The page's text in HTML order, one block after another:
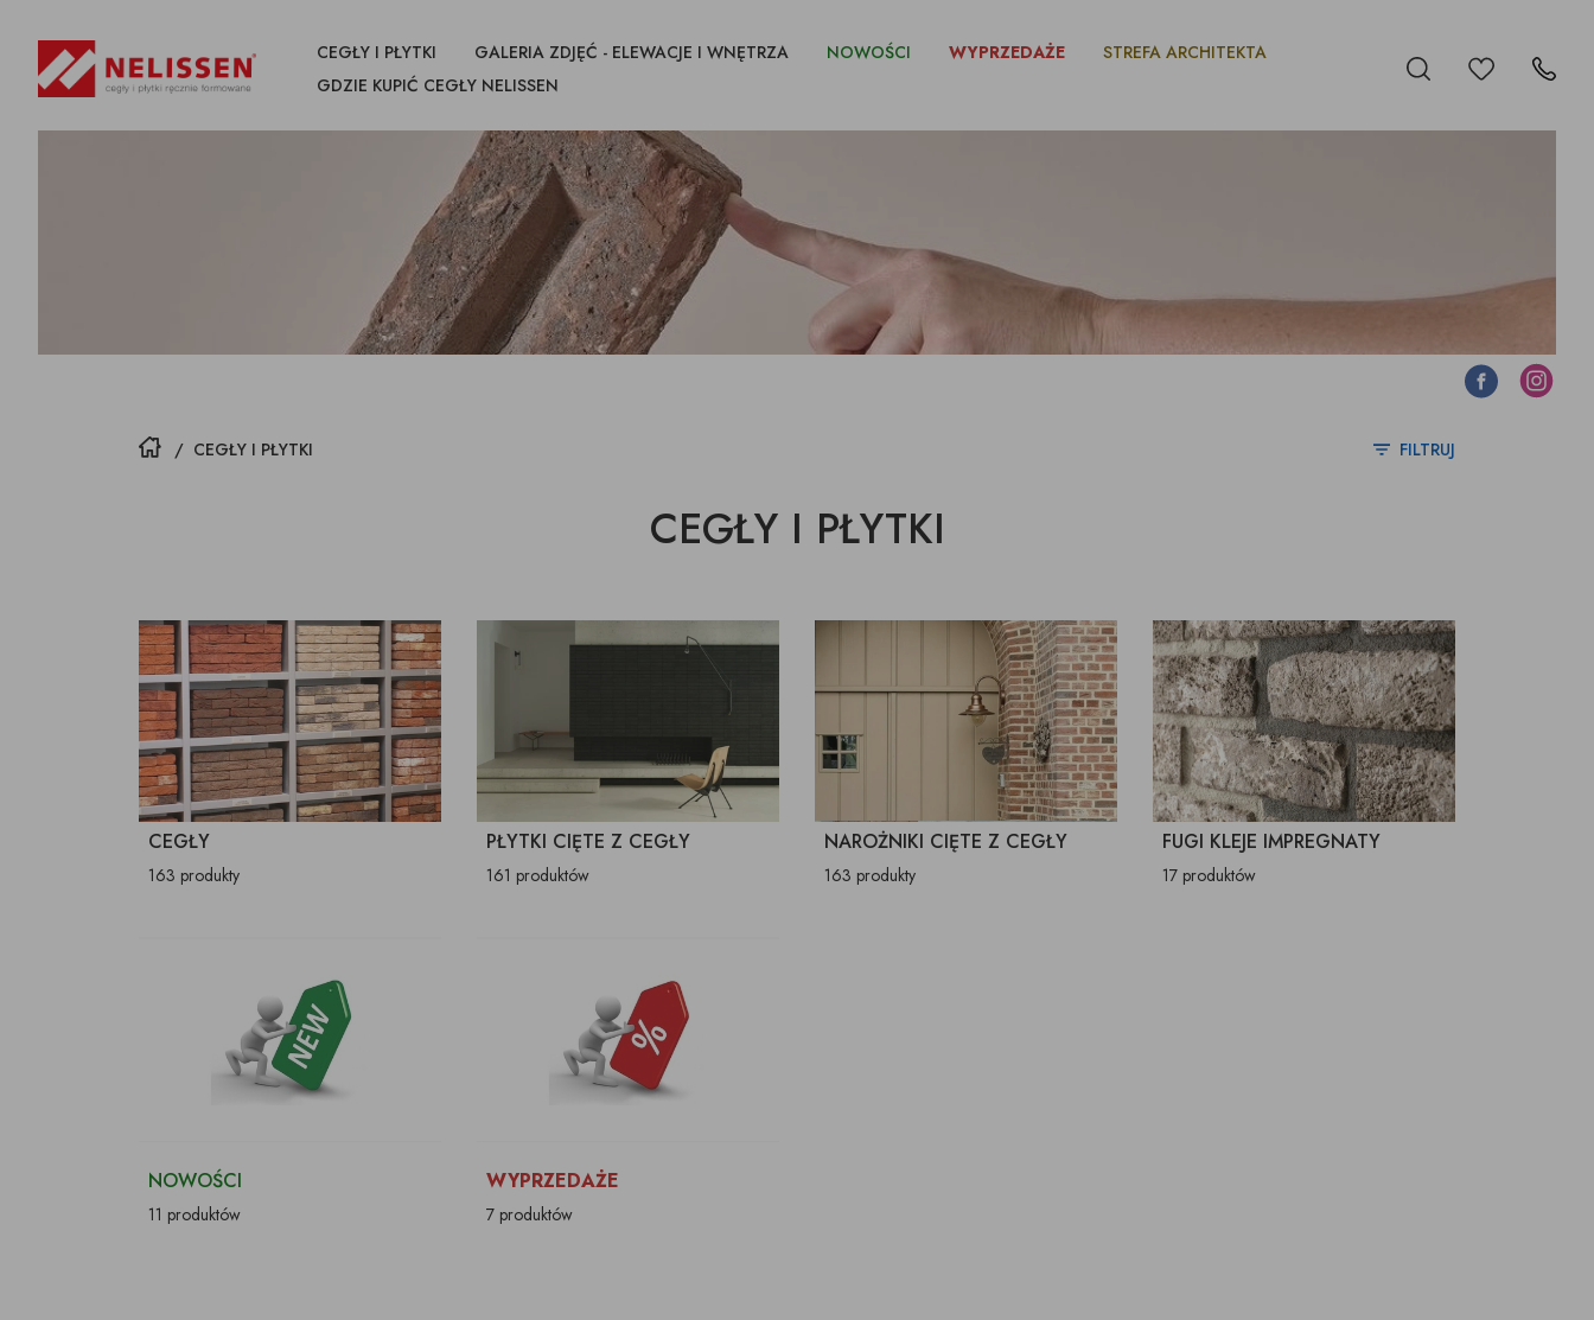
CEGŁY I PŁYTKI
CEGŁY I PŁYTKI
PŁYTKI CIĘTE Z CEGŁY
NAROŻNIKI CIĘTE Z
CEGŁY
IMPREGNATY
GALERIA ZDJĘĆ - ELEWACJE I WNĘTRZA NOWOŚCI WYPRZEDAŻE
STREFA ARCHITEKTA
GDZIE KUPIĆ CEGŁY NELISSEN
Szukaj Ulubione Kontakt
FacebookInstagram
STRONA GŁÓWNA
/ CEGŁY I PŁYTKI FILTRUJ
CEGŁY I PŁYTKI
CEGŁY
163 produkty
PŁYTKI CIĘTE Z CEGŁY
161 produktów
NAROŻNIKI CIĘTE Z CEGŁY
163 produkty
FUGI KLEJE IMPREGNATY
17 produktów
NOWOŚCI
11 produktów
WYPRZEDAŻE
7 produktów